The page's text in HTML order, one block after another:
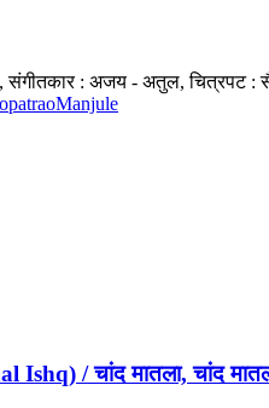
: अजय - अतुल, चित्रपट :
/ चांद मातला, चांद